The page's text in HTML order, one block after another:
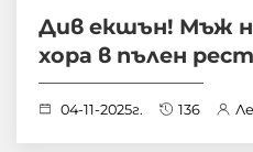
Див екшън! Мъж
хора в пълен
04-11-2025г. 136